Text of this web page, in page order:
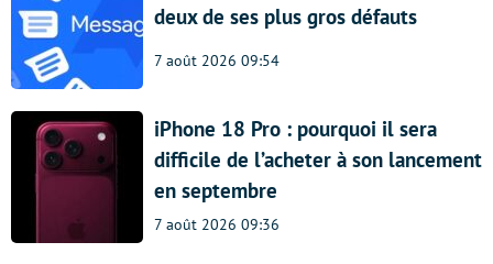
deux de ses plus gros défauts
7 août 2026 09:54
iPhone 18 Pro : pourquoi il sera
difficile de l’acheter à son lancement
en septembre
7 août 2026 09:36